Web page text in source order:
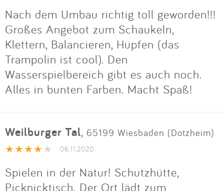
Blog
Partner
Kontakt
Impressum
Anmelden
Nach dem Umbau richtig toll geworden!!!
Großes Angebot zum Schaukeln,
Klettern, Balancieren, Hüpfen (das
Trampolin ist cool). Den
Wasserspielbereich gibt es auch noch.
Alles in bunten Farben. Macht Spaß!
Weilburger Tal, 65199 Wiesbaden (Dotzheim)
06.11.2020
Spielen in der Natur! Schutzhütte,
Picknicktisch. Der Ort lädt zum